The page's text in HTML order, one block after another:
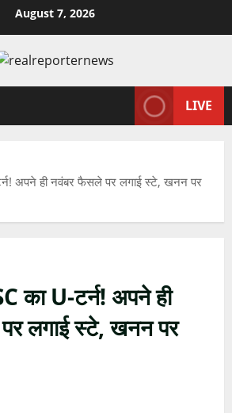
August 7, 2026
LIVE
अपने ही नवंबर फैसले पर लगाई स्टे, खनन पर
का U-टर्न! अपने ही
लगाई स्टे, खनन पर